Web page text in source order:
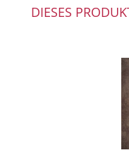
DIESES